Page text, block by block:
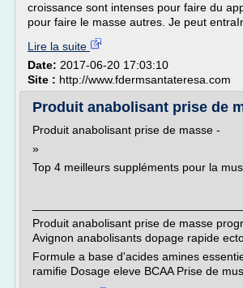
croissance sont intenses pour faire du
pour faire le masse autres. Je peut
Lire la suite
Date: 2017-06-20 17:03:10
Site : http://www.fdermsantateresa.com
Produit anabolisant prise de
Produit anabolisant prise de masse -
»
Top 4 meilleurs suppléments pour la
Produit anabolisant prise de masse
Avignon anabolisants dopage rapide
Formule a base d'acides amines
ramifie Dosage eleve BCAA Prise de